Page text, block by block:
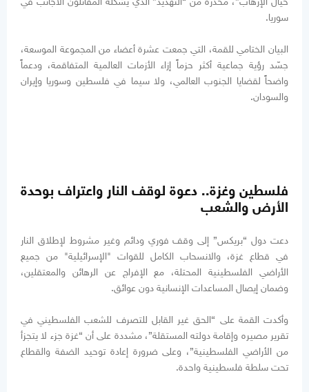
سوريا.
البيان الختامي للقمة، التي جمعت عشرة أعضاء من المجموعة الموسعة،
جسّد رؤية جماعية أكثر حزماً إزاء الأزمات العالمية المتفاقمة، ودعماً
واضحاً لقضايا الجنوب العالمي، ولا سيما في فلسطين وسوريا وإيران
والسودان.
فلسطين وغزة.. دعوة لوقف النار واعتراف بوحدة
الأرض والشعب
دعت دول “بريكس” إلى وقف فوري ودائم وغير مشروط لإطلاق النار
في قطاع غزة، والانسحاب الكامل للقوات "الإسرائيلية" من جميع
الأراضي الفلسطينية المحتلة، مع الإفراج عن الرهائن والمعتقلين،
وضمان إيصال المساعدات الإنسانية دون عوائق.
وأكدت القمة على “الحق غير القابل للتصرف للشعب الفلسطيني في
تقرير مصيره وإقامة دولته المستقلة”، مشددة على أن “غزة جزء لا يتجزأ
من الأراضي الفلسطينية”، وعلى ضرورة إعادة توحيد الضفة والقطاع
تحت سلطة فلسطينية واحدة.